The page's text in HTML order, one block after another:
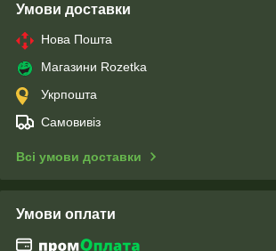
Умови доставки
Нова Пошта
Магазини Rozetka
Укрпошта
Самовивіз
Всі умови доставки
Умови оплати